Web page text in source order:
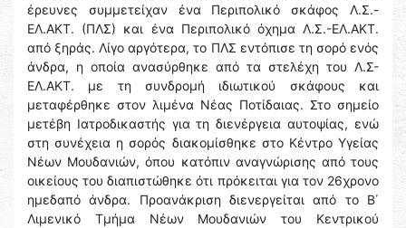
έρευνες συμμετείχαν ένα Περιπολικό σκάφος Λ.Σ.-
ΕΛ.ΑΚΤ. (ΠΛΣ) και ένα Περιπολικό όχημα Λ.Σ.-ΕΛ.ΑΚΤ.
από ξηράς. Λίγο αργότερα, το ΠΛΣ εντόπισε τη σορό ενός
άνδρα, η οποία ανασύρθηκε από τα στελέχη του Λ.Σ-
ΕΛ.ΑΚΤ. με τη συνδρομή ιδιωτικού σκάφους και
μεταφέρθηκε στον λιμένα Νέας Ποτίδαιας. Στο σημείο
μετέβη Ιατροδικαστής για τη διενέργεια αυτοψίας, ενώ
στη συνέχεια η σορός διακομίσθηκε στο Κέντρο Υγείας
Νέων Μουδανιών, όπου κατόπιν αναγνώρισης από τους
οικείους του διαπιστώθηκε ότι πρόκειται για τον 26χρονο
ημεδαπό άνδρα. Προανάκριση διενεργείται από το Β΄
Λιμενικό Τμήμα Νέων Μουδανιών του Κεντρικού